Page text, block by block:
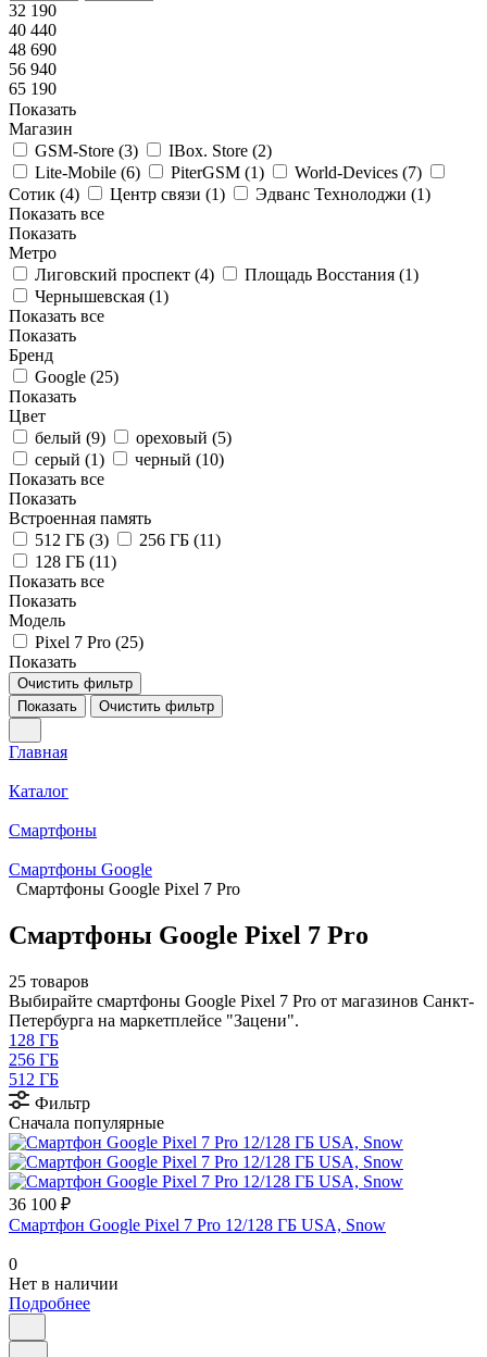
32 190
40 440
48 690
56 940
65 190
Показать
Магазин
GSM-Store (3) IBox. Store (2)
Lite-Mobile (6) PiterGSM (1) World-Devices (7)
Сотик (4) Центр связи (1) Эдванс Технолоджи (1)
Показать все
Показать
Метро
Лиговский проспект (4) Площадь Восстания (1)
Чернышевская (1)
Показать все
Показать
Бренд
Google (25)
Показать
Цвет
белый (9) ореховый (5)
серый (1) черный (10)
Показать все
Показать
Встроенная память
512 ГБ (3) 256 ГБ (11)
128 ГБ (11)
Показать все
Показать
Модель
Pixel 7 Pro (25)
Показать
Очистить фильтр
Показать
Очистить фильтр
Главная
Каталог
Смартфоны
Смартфоны Google
Смартфоны Google Pixel 7 Pro
Смартфоны Google Pixel 7 Pro
25 товаров
Выбирайте смартфоны Google Pixel 7 Pro от магазинов Санкт-
Петербурга на маркетплейсе "Зацени".
128 ГБ
256 ГБ
512 ГБ
Фильтр
Сначала популярные
36 100 ₽
Смартфон Google Pixel 7 Pro 12/128 ГБ USA, Snow
0
Нет в наличии
Подробнее